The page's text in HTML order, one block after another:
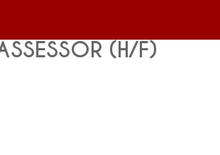
(H/F)